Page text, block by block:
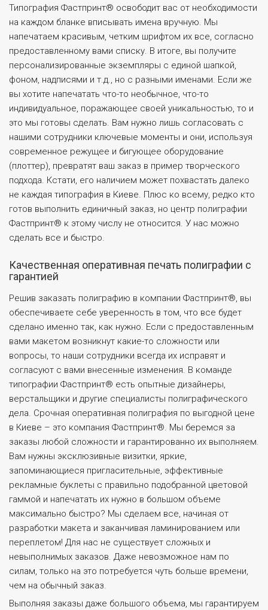
Типография Фастпринт® освободит вас от необходимости
на каждом бланке вписывать имена вручную. Мы
напечатаем красивым, четким шрифтом их все, согласно
предоставленному вами списку. В итоге, вы получите
персонализированные экземпляры с единой шапкой,
фоном, надписями и т.д., но с разными именами. Если же
вы хотите напечатать что-то необычное, что-то
индивидуальное, поражающее своей уникальностью, то и
это мы готовы сделать. Вам нужно лишь согласовать с
нашими сотрудники ключевые моменты и они, используя
современное режущее и бигующее оборудование
(плоттер), превратят ваш заказ в пример творческого
подхода. Кстати, его наличием может похвастать далеко
не каждая типография в Киеве. Плюс ко всему, редко кто
готов выполнить единичный заказ, но центр полиграфии
Фастпринт® к этому числу не относится. У нас можно
сделать все и быстро.
Качественная оперативная печать полиграфии с
гарантией
Решив заказать полиграфию в компании Фастпринт®, вы
обеспечиваете себе уверенность в том, что все будет
сделано именно так, как нужно. Если с предоставленным
вами макетом возникнут какие-то сложности или
вопросы, то наши сотрудники всегда их исправят и
согласуют с вами внесенные изменения. В команде
типографии Фастпринт® есть опытные дизайнеры,
верстальщики и другие специалисты полиграфического
дела. Срочная оперативная полиграфия по выгодной цене
в Киеве – это компания Фастпринт®. Мы беремся за
заказы любой сложности и гарантированно их выполняем.
Вам нужны эксклюзивные визитки, яркие,
запоминающиеся пригласительные, эффективные
рекламные буклеты с правильно подобранной цветовой
гаммой и напечатать их нужно в большом объеме
максимально быстро? Мы сделаем все, начиная от
разработки макета и заканчивая ламинированием или
переплетом! Для нас не существует сложных и
невыполнимых заказов. Даже невозможное нам по
силам, только на это потребуется чуть больше времени,
чем на обычный заказ.
Выполняя заказы даже большого объема, мы гарантируем